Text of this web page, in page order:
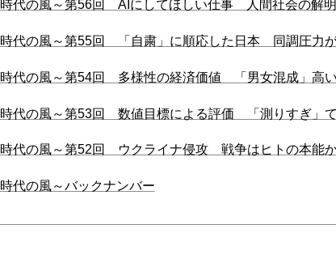
時代の風～第56回 AIにしてほしい仕事 人間社会の解明
時代の風～第55回 「自粛」に順応した日本 同調圧力が
時代の風～第54回 多様性の経済価値 「男女混成」高い
時代の風～第53回 数値目標による評価 「測りすぎ」て
時代の風～第52回 ウクライナ侵攻 戦争はヒトの本能か
時代の風～バックナンバー